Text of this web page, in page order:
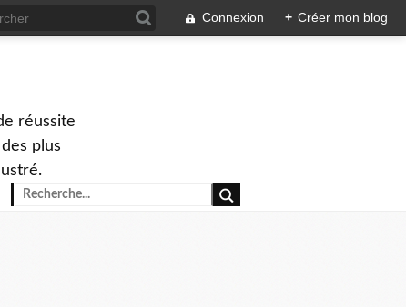
Connexion + Créer mon blog
réussite
plus